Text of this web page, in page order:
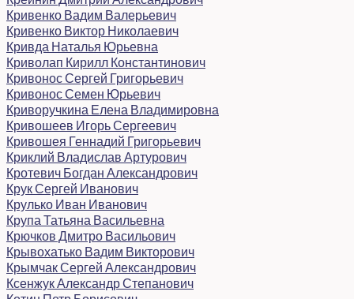
Кривенко Вадим Валерьевич
Кривенко Виктор Николаевич
Кривда Наталья Юрьевна
Криволап Кирилл Константинович
Кривонос Сергей Григорьевич
Кривонос Семен Юрьевич
Криворучкина Елена Владимировна
Кривошеев Игорь Сергеевич
Кривошея Геннадий Григорьевич
Криклий Владислав Артурович
Кротевич Богдан Александрович
Крук Сергей Иванович
Крулько Иван Иванович
Крупа Татьяна Васильевна
Крючков Дмитро Васильович
Крывохатько Вадим Викторович
Крымчак Сергей Александрович
Ксенжук Александр Степанович